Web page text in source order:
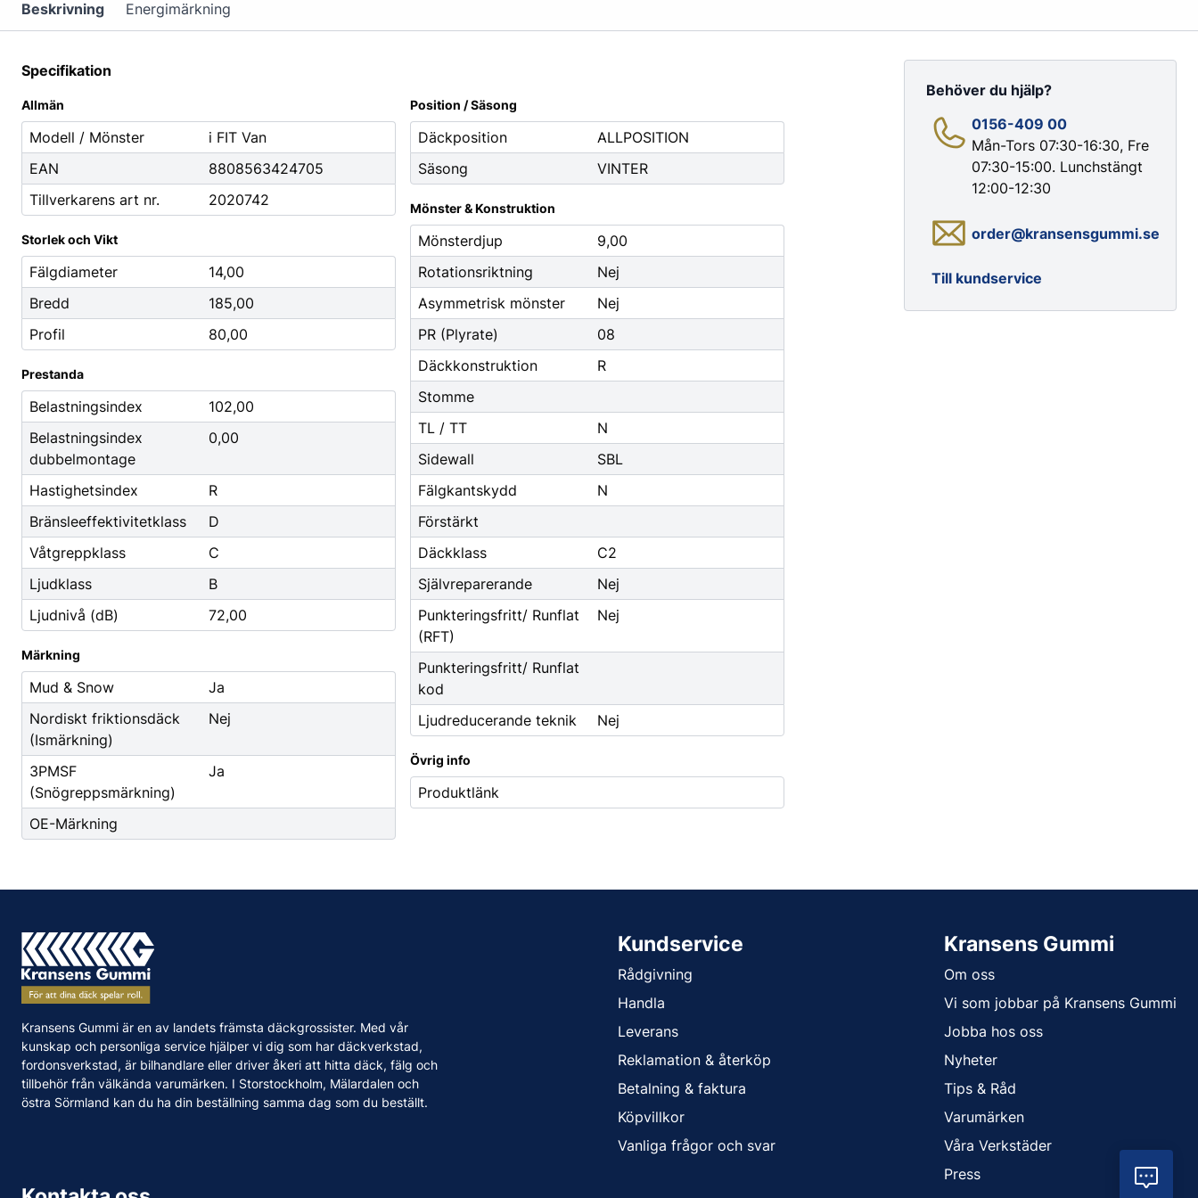
Nipplar
Stålborstar
Smörjfett
Städ, Hygien & Kontor
Avfallshantering
Papper
Pennor
Däcketiketter
Tejp
Batterier
Fordonsbatterier
Småbatterier
Startbooster
Fordonstillbehör
Vinter
Fritid
Fordonsbelysning
Torkarblad
Färg & Rostskydd
Godis & Dryck
Beskrivning Energimärkning
Specifikation
Allmän
Modell / Mönster
i FIT Van
EAN
8808563424705
Tillverkarens art nr.
2020742
Storlek och Vikt
Fälgdiameter
14,00
Bredd
185,00
Profil
80,00
Prestanda
Belastningsindex
102,00
Belastningsindex
dubbelmontage
0,00
Hastighetsindex
R
Bränsleeffektivitetklass
D
Våtgreppklass
C
Ljudklass
B
Ljudnivå (dB)
72,00
Märkning
Mud & Snow
Ja
Nordiskt friktionsdäck
(Ismärkning)
Nej
3PMSF
(Snögreppsmärkning)
Ja
OE-Märkning
Position / Säsong
Däckposition
ALLPOSITION
Säsong
VINTER
Mönster & Konstruktion
Mönsterdjup
9,00
Rotationsriktning
Nej
Asymmetrisk mönster
Nej
PR (Plyrate)
08
Däckkonstruktion
R
Stomme
TL / TT
N
Sidewall
SBL
Fälgkantskydd
N
Förstärkt
Däckklass
C2
Självreparerande
Nej
Punkteringsfritt/ Runflat
(RFT)
Nej
Punkteringsfritt/ Runflat
kod
Ljudreducerande teknik
Nej
Övrig info
Produktlänk
Behöver du hjälp?
0156-409 00
Mån-Tors 07:30-16:30, Fre
07:30-15:00. Lunchstängt
12:00-12:30
order@kransensgummi.se
Till kundservice
Kransens Gummi är en av landets främsta däckgrossister. Med vår
kunskap och personliga service hjälper vi dig som har däckverkstad,
fordonsverkstad, är bilhandlare eller driver åkeri att hitta däck, fälg och
tillbehör från välkända varumärken. I Storstockholm, Mälardalen och
östra Sörmland kan du ha din beställning samma dag som du beställt.
Kundservice
Rådgivning
Handla
Leverans
Reklamation & återköp
Betalning & faktura
Köpvillkor
Vanliga frågor och svar
Kransens Gummi
Om oss
Vi som jobbar på Kransens Gummi
Jobba hos oss
Nyheter
Tips & Råd
Varumärken
Våra Verkstäder
Press